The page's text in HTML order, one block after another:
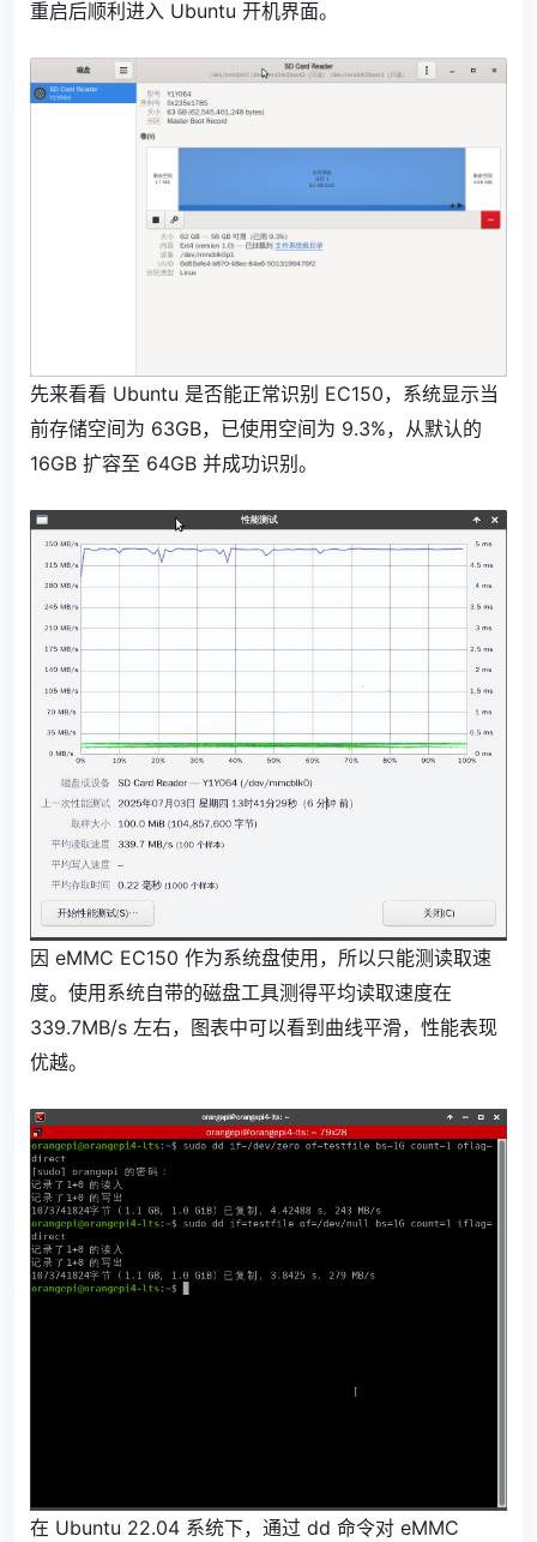
重启后顺利进入 Ubuntu 开机界面。
先来看看 Ubuntu 是否能正常识别 EC150，系统显示当
前存储空间为 63GB，已使用空间为 9.3%，从默认的
16GB 扩容至 64GB 并成功识别。
因 eMMC EC150 作为系统盘使用，所以只能测读取速
度。使用系统自带的磁盘工具测得平均读取速度在
339.7MB/s 左右，图表中可以看到曲线平滑，性能表现
优越。
在 Ubuntu 22.04 系统下，通过 dd 命令对 eMMC